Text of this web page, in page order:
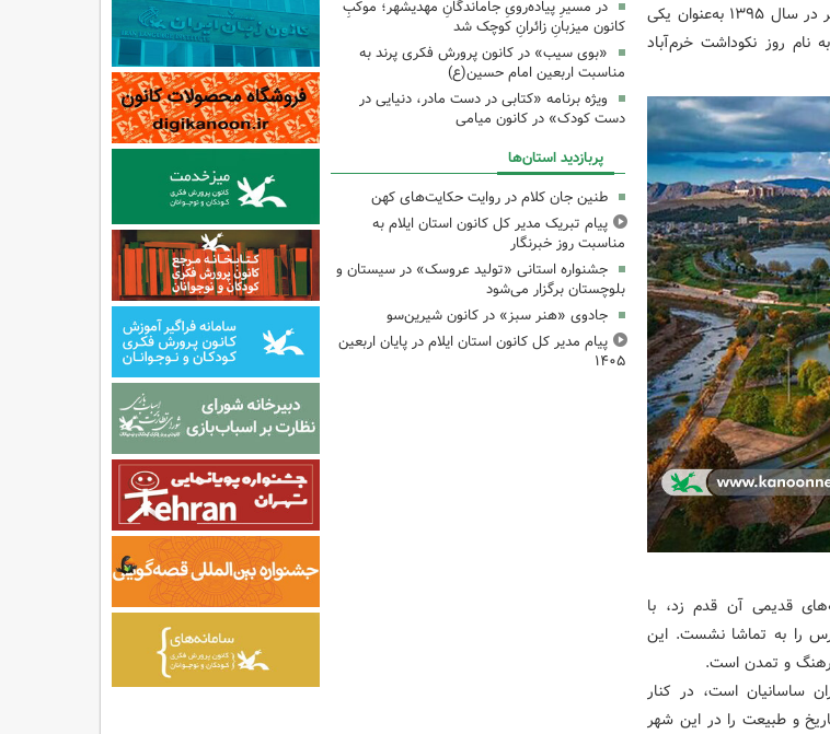
تاریخی ارزشمند، هر ساله میزبان گردشگران بسیاری از سراسر کشور است. این شهر در سال ۱۳۹۵ به‌عنوان یکی
روز نکوداشت خرم‌آباد
قدیمی آن قدم زد، با
را به تماشا نشست. این
فرهنگ و تمدن است.
ساسانیان است، در کنار
و طبیعت را در این شهر
در مسیرِ پیاده‌رویِ جاماندگانِ مهدیشهر؛ موکبِ
کانون میزبانِ زائرانِ کوچک شد
«بوی سیب» در کانون پرورش فکری پرند به
مناسبت اربعین امام حسین(ع)
ویژه برنامه «کتابی در دست مادر، دنیایی در
دست کودک» در کانون میامی
پربازدید استان‌ها
طنین جان کلام در روایت حکایت‌های کهن
پیام تبریک مدیر کل کانون استان ایلام به
مناسبت روز خبرنگار
جشنواره استانی «تولید عروسک» در سیستان و
بلوچستان برگزار می‌شود
جادوی «هنر سبز» در کانون شیرین‌سو
پیام مدیر کل کانون استان ایلام در پایان اربعین
۱۴۰۵